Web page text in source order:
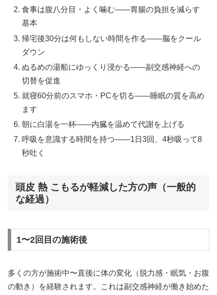
食事は腹八分目・よく噛む——胃腸の負担を減らす
基本
帰宅後30分は何もしない時間を作る——脳をクール
ダウン
ぬるめの湯船にゆっくり浸かる——副交感神経への
切替を促進
就寝60分前のスマホ・PCを切る——睡眠の質を高め
ます
朝に白湯を一杯——内臓を温めて代謝を上げる
呼吸を意識する時間を持つ——1日3回、4秒吸って8
秒吐く
頭皮 熱 こもるが軽減した方の声（一般的
な経過）
1〜2回目の施術後
多くの方が施術中〜直後に体の変化（脱力感・眠気・お腹
の動き）を経験されます。これは副交感神経が働き始めた